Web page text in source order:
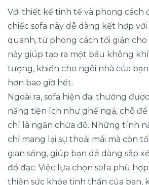
Với thiết kế tinh tế và phong cách
chiếc sofa này dễ dàng kết hợp
quanh, từ phong cách tối giản
này giúp tạo ra một bầu không khí
tượng, khiến cho ngôi nhà của
hơn bao giờ hết.
Ngoài ra, sofa hiện đại thường
năng tiện ích như ghế ngả, chỗ
chí là ngăn chứa đồ. Những tính
chỉ mang lại sự thoải mái mà còn
gian sống, giúp bạn dễ dàng sắp
đồ đạc. Việc lựa chọn sofa phù
thiện sức khỏe tinh thần của bạn,